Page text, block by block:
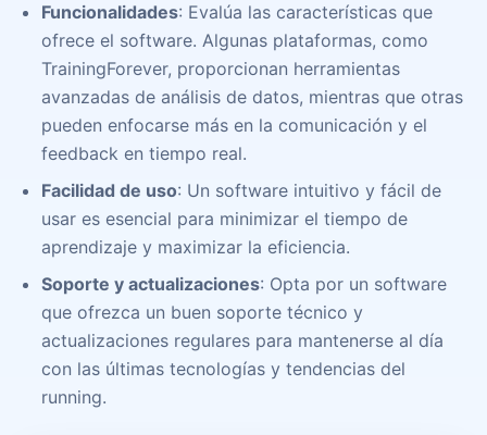
Funcionalidades: Evalúa las características que
ofrece el software. Algunas plataformas, como
TrainingForever, proporcionan herramientas
avanzadas de análisis de datos, mientras que otras
pueden enfocarse más en la comunicación y el
feedback en tiempo real.
Facilidad de uso: Un software intuitivo y fácil de
usar es esencial para minimizar el tiempo de
aprendizaje y maximizar la eficiencia.
Soporte y actualizaciones: Opta por un software
que ofrezca un buen soporte técnico y
actualizaciones regulares para mantenerse al día
con las últimas tecnologías y tendencias del
running.